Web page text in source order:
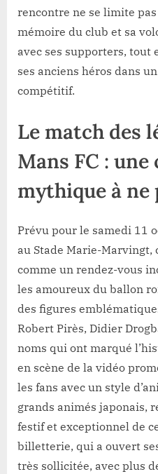
rencontre ne se limite
mémoire du club et sa
avec ses supporters, tout
ses anciens héros dans
compétitif.
Le match des
Mans FC :
mythique à ne
Prévu pour le samedi 11
au Stade Marie-Marvingt,
comme un rendez-vous
les amoureux du ballon
des figures
Robert Pirès, Didier
noms qui ont marqué
en scène de la vidéo
les fans avec un style
grands animés japonais,
festif et exceptionnel de
billetterie, qui a ouvert
très sollicitée, avec plus